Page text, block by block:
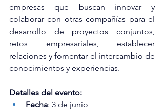
empresas que buscan innovar y
colaborar con otras compañías para el
desarrollo de proyectos conjuntos,
retos empresariales, establecer
relaciones y fomentar el intercambio de
conocimientos y experiencias.
Detalles del evento:
Fecha: 3 de junio